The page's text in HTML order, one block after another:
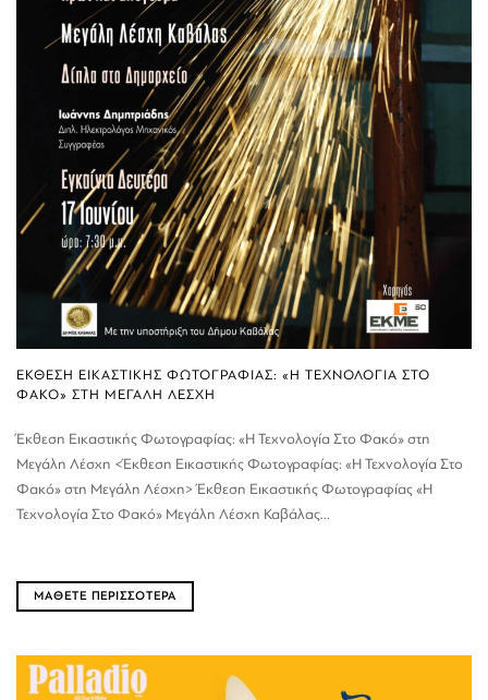
ΕΚΘΕΣΗ ΕΙΚΑΣΤΙΚΗΣ ΦΩΤΟΓΡΑΦΙΑΣ: «Η ΤΕΧΝΟΛΟΓΙΑ ΣΤΟ
ΦΑΚΟ» ΣΤΗ ΜΕΓΑΛΗ ΛΕΣΧΗ
Έκθεση Εικαστικής Φωτογραφίας: «Η Τεχνολογία Στο Φακό» στη
Μεγάλη Λέσχη <Έκθεση Εικαστικής Φωτογραφίας: «Η Τεχνολογία Στο
Φακό» στη Μεγάλη Λέσχη> Έκθεση Εικαστικής Φωτογραφίας «Η
Τεχνολογία Στο Φακό» Μεγάλη Λέσχη Καβάλας...
ΜΑΘΕΤΕ ΠΕΡΙΣΣΟΤΕΡΑ